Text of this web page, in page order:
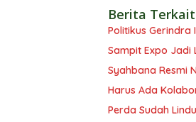
Berita Terkait
Politikus Gerindra
Sampit Expo Jadi
Syahbana Resmi
Harus Ada
Perda Sudah